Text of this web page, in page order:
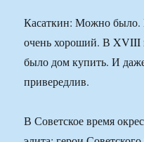
Касаткин: Можно
очень хороший. В XVIII
было дом купить. И
привередлив.
В Советское время